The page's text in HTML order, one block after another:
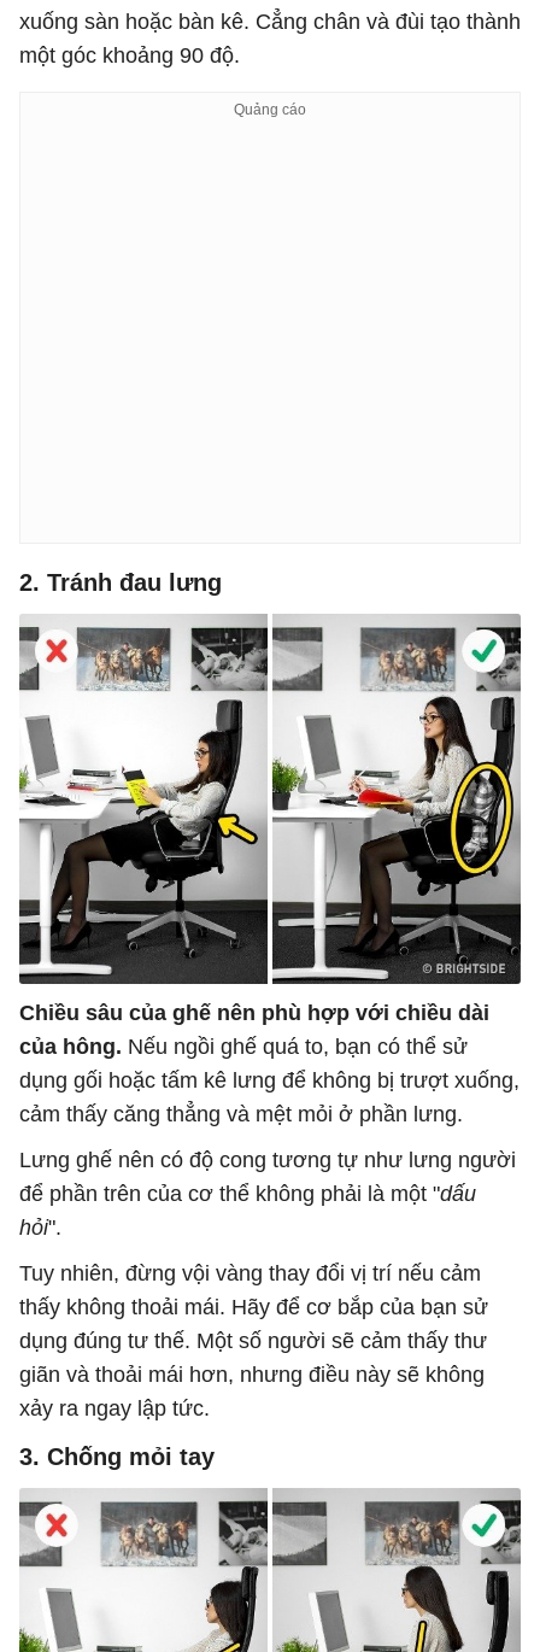
xuống sàn hoặc bàn kê. Cẳng chân và đùi tạo thành
một góc khoảng 90 độ.
2. Tránh đau lưng
Chiều sâu của ghế nên phù hợp với chiều dài
của hông. Nếu ngồi ghế quá to, bạn có thể sử
dụng gối hoặc tấm kê lưng để không bị trượt xuống,
cảm thấy căng thẳng và mệt mỏi ở phần lưng.
Lưng ghế nên có độ cong tương tự như lưng người
để phần trên của cơ thể không phải là một "dấu
hỏi".
Tuy nhiên, đừng vội vàng thay đổi vị trí nếu cảm
thấy không thoải mái. Hãy để cơ bắp của bạn sử
dụng đúng tư thế. Một số người sẽ cảm thấy thư
giãn và thoải mái hơn, nhưng điều này sẽ không
xảy ra ngay lập tức.
3. Chống mỏi tay